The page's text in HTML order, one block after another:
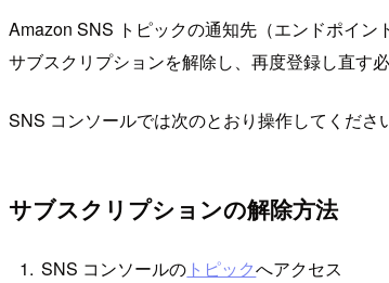
Amazon SNS トピックの通知先（エンドポイン
サブスクリプションを解除し、再度登録し直す必
SNS コンソールでは次のとおり操作してくださ
サブスクリプションの解除方法
SNS コンソールの トピックへアクセス